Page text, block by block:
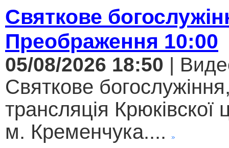
Святкове
Преображення 10:00
05/08/2026 18:50 |
Святкове
трансляція
м. Кременчука....